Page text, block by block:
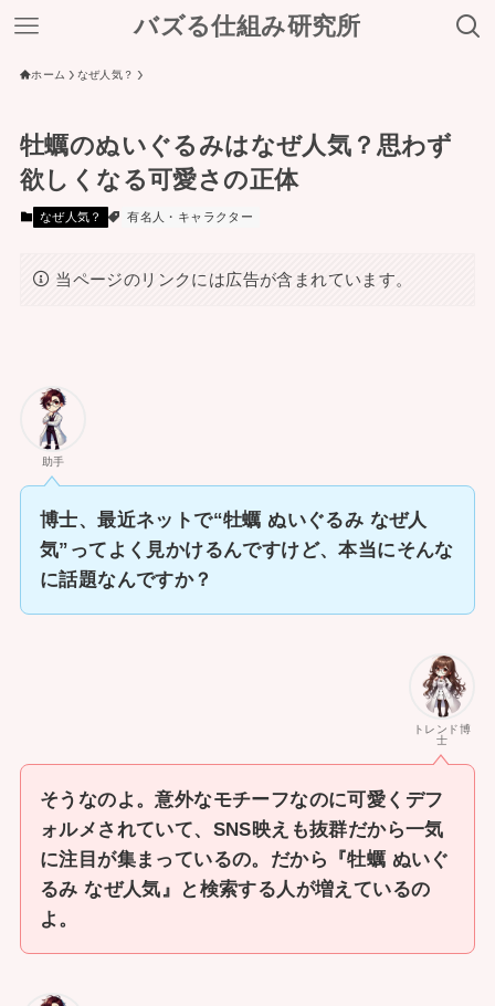
バズる仕組み研究所
ホーム なぜ人気？
牡蠣のぬいぐるみはなぜ人気？思わず
欲しくなる可愛さの正体
なぜ人気？ 有名人・キャラクター
当ページのリンクには広告が含まれています。
助手
博士、最近ネットで“牡蠣 ぬいぐるみ なぜ人
気”ってよく見かけるんですけど、本当にそんな
に話題なんですか？
トレンド博
士
そうなのよ。意外なモチーフなのに可愛くデフ
ォルメされていて、SNS映えも抜群だから一気
に注目が集まっているの。だから『牡蠣 ぬいぐ
るみ なぜ人気』と検索する人が増えているの
よ。